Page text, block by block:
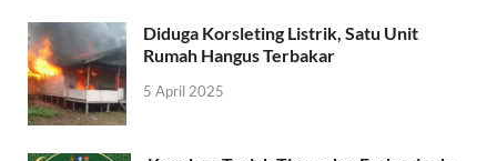
Diduga Korsleting Listrik, Satu Unit
Rumah Hangus Terbakar
5 April 2025